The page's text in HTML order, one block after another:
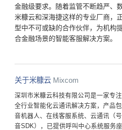
金融级要求。随着监管不断趋严、
米糠云和深海捷这样的专业厂商，
型中不可或缺的合作伙伴，为机构
合金融场景的智能客服解决方案。
关于米糠云 Mixcom
深圳市米糠云科技有限公司是一家专
全行业智能化云通讯解决方案，产品
音机器人、在线客服系统、云通讯（
音SDK），已提供呼叫中心系统服务